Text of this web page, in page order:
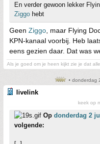
En verder gewoon lekker
Ziggo hebt
Geen Ziggo , maar Flying
KPN-kanaal voorbij. Heb
eens gezien daar. Dat was
Als je goed om je heen kijkt zie je dat
• donderdag
livelink
keek op
Op donderdag 2
volgende: